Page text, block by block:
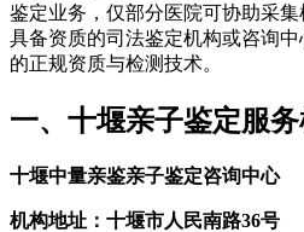
鉴定业务，仅部分医院可协助采
具备资质的司法鉴定机构或咨询
的正规资质与检测技术。
一、十堰亲子鉴定服
十堰中量亲鉴亲子鉴定咨询中心
机构地址：十堰市人民南路36号